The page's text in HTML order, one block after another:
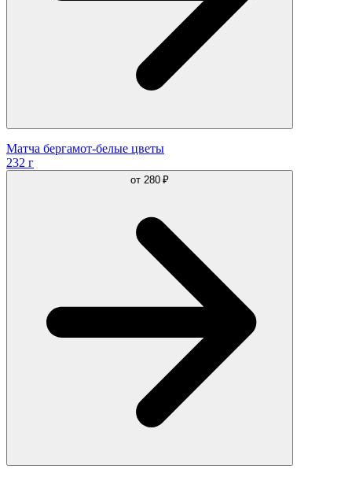
Матча бергамот-белые цветы
232 г
от 280 ₽